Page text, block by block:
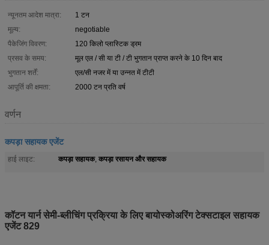
न्यूनतम आदेश मात्रा:
1 टन
मूल्य:
negotiable
पैकेजिंग विवरण:
120 किलो प्लास्टिक ड्रम
प्रसव के समय:
मूल एल / सी या टी / टी भुगतान प्राप्त करने के 10 दिन बाद
भुगतान शर्तें:
एल/सी नजर में या उन्नत में टीटी
आपूर्ति की क्षमता:
2000 टन प्रति वर्ष
वर्णन
कपड़ा सहायक एजेंट
हाई लाइट: कपड़ा सहायक, कपड़ा रसायन और सहायक
कॉटन यार्न सेमी-ब्लीचिंग प्रक्रिया के लिए बायोस्कोअरिंग टेक्सटाइल सहायक
एजेंट 829